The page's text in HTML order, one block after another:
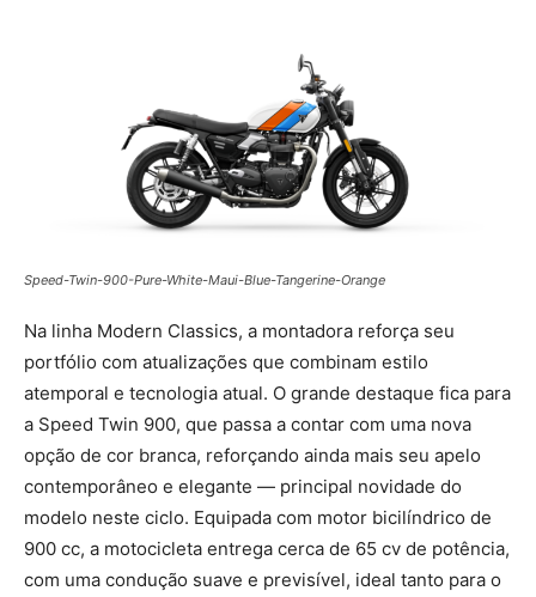
Speed-Twin-900-Pure-White-Maui-Blue-Tangerine-Orange
Na linha Modern Classics, a montadora reforça seu
portfólio com atualizações que combinam estilo
atemporal e tecnologia atual. O grande destaque fica para
a Speed Twin 900, que passa a contar com uma nova
opção de cor branca, reforçando ainda mais seu apelo
contemporâneo e elegante — principal novidade do
modelo neste ciclo. Equipada com motor bicilíndrico de
900 cc, a motocicleta entrega cerca de 65 cv de potência,
com uma condução suave e previsível, ideal tanto para o